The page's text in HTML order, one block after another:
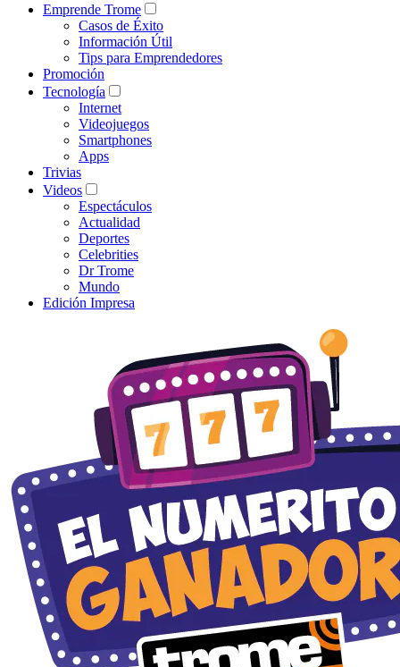
Emprende Trome
Casos de Éxito
Información Útil
Tips para Emprendedores
Promoción
Tecnología
Internet
Videojuegos
Smartphones
Apps
Trivias
Videos
Espectáculos
Actualidad
Deportes
Celebrities
Dr Trome
Mundo
Edición Impresa